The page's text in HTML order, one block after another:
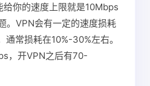
你的速度上限就是10Mbps
。VPN会有一定的速度损耗
通常损耗在10%-30%左右。
，开VPN之后有70-